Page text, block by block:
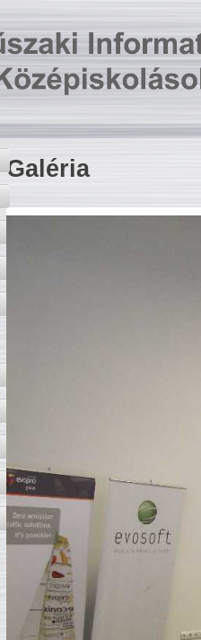
Galéria